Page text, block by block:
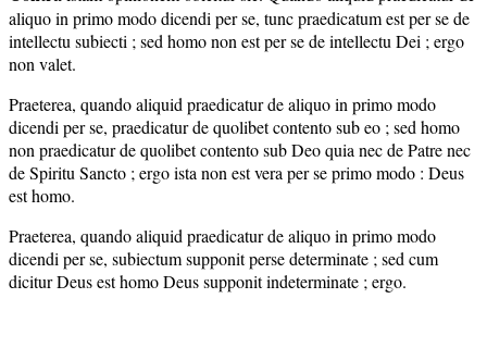
aliquo in primo modo dicendi per se, tunc praedicatum est per se de
intellectu subiecti ; sed homo non est per se de intellectu Dei ; ergo
non valet.
Praeterea, quando aliquid praedicatur de aliquo in primo modo
dicendi per se, praedicatur de quolibet contento sub eo ; sed homo
non praedicatur de quolibet contento sub Deo quia nec de Patre nec
de Spiritu Sancto ; ergo ista non est vera per se primo modo : Deus
est homo.
Praeterea, quando aliquid praedicatur de aliquo in primo modo
dicendi per se, subiectum supponit perse determinate ; sed cum
dicitur Deus est homo Deus supponit indeterminate ; ergo.